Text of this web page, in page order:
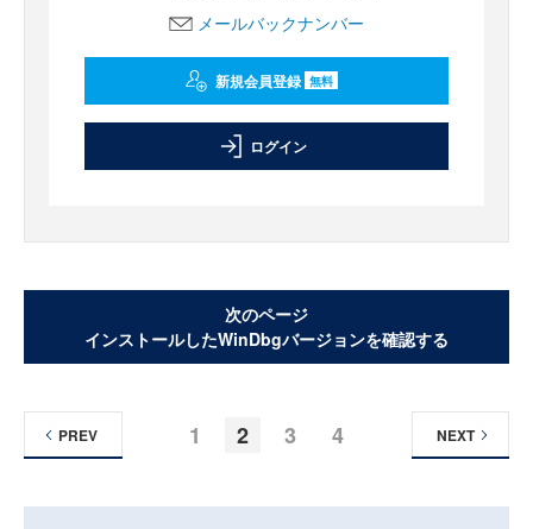
メールバックナンバー
新規会員登録 無料
ログイン
次のページ
インストールしたWinDbgバージョンを確認する
1 2 3 4
PREV NEXT